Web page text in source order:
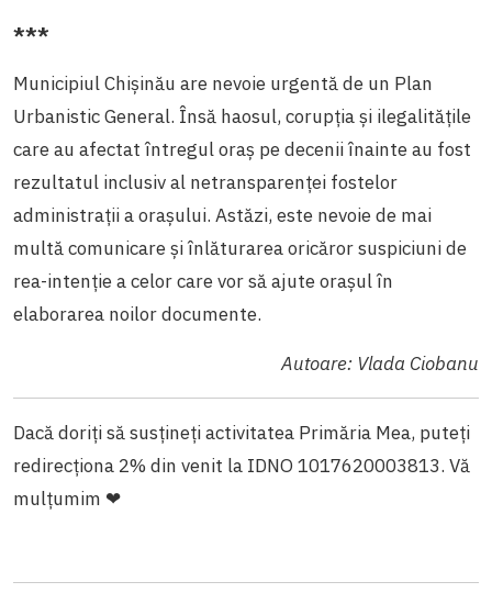
***
Municipiul Chișinău are nevoie urgentă de un Plan
Urbanistic General. Însă haosul, corupția și ilegalitățile
care au afectat întregul oraș pe decenii înainte au fost
rezultatul inclusiv al netransparenței fostelor
administrații a orașului. Astăzi, este nevoie de mai
multă comunicare și înlăturarea oricăror suspiciuni de
rea-intenție a celor care vor să ajute orașul în
elaborarea noilor documente.
Autoare: Vlada Ciobanu
Dacă doriți să susțineți activitatea Primăria Mea, puteți
redirecționa 2% din venit la IDNO 1017620003813. Vă
mulțumim ❤